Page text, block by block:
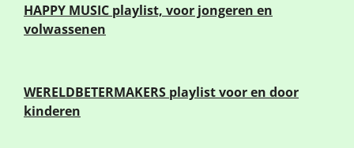
HAPPY MUSIC playlist, voor jongeren en
volwassenen
WERELDBETERMAKERS playlist voor en door
kinderen